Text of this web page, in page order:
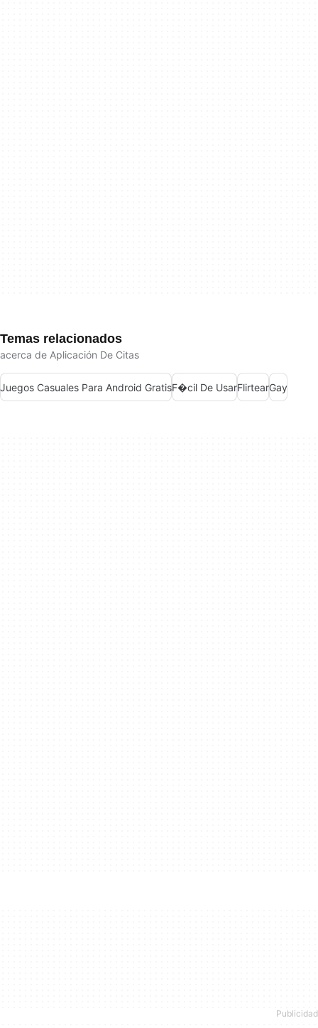
Temas relacionados
acerca de Aplicación De Citas
Juegos Casuales Para Android GratisF�cil De UsarFlirtearGay